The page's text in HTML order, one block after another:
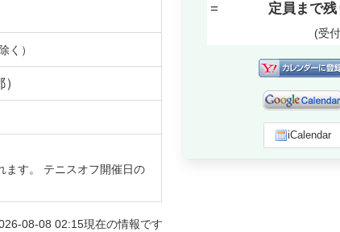
く）
）
ます。 テニスオフ開催日の
08-08 02:15現在の情報です
=
定員まで残
(受
iCalendar